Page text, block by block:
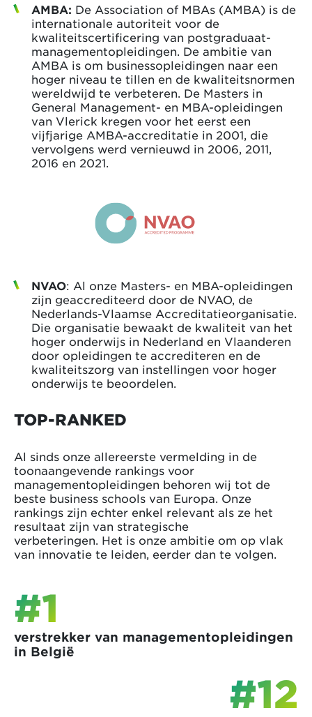
AMBA: De Association of MBAs (AMBA) is de
internationale autoriteit voor de
kwaliteitscertificering van postgraduaat-
managementopleidingen. De ambitie van
AMBA is om businessopleidingen naar een
hoger niveau te tillen en de kwaliteitsnormen
wereldwijd te verbeteren. De Masters in
General Management- en MBA-opleidingen
van Vlerick kregen voor het eerst een
vijfjarige AMBA-accreditatie in 2001, die
vervolgens werd vernieuwd in 2006, 2011,
2016 en 2021.
NVAO: Al onze Masters- en MBA-opleidingen
zijn geaccrediteerd door de NVAO, de
Nederlands-Vlaamse Accreditatieorganisatie.
Die organisatie bewaakt de kwaliteit van het
hoger onderwijs in Nederland en Vlaanderen
door opleidingen te accrediteren en de
kwaliteitszorg van instellingen voor hoger
onderwijs te beoordelen.
TOP-RANKED
Al sinds onze allereerste vermelding in de
toonaangevende rankings voor
managementopleidingen behoren wij tot de
beste business schools van Europa. Onze
rankings zijn echter enkel relevant als ze het
resultaat zijn van strategische
verbeteringen. Het is onze ambitie om op vlak
van innovatie te leiden, eerder dan te volgen.
#1
verstrekker van managementopleidingen
in België
#12